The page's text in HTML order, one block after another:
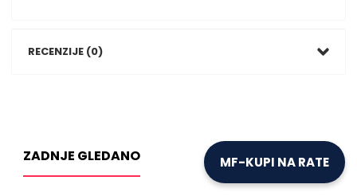
RECENZIJE (0)
ZADNJE GLEDANO MF-KUPI NA RATE